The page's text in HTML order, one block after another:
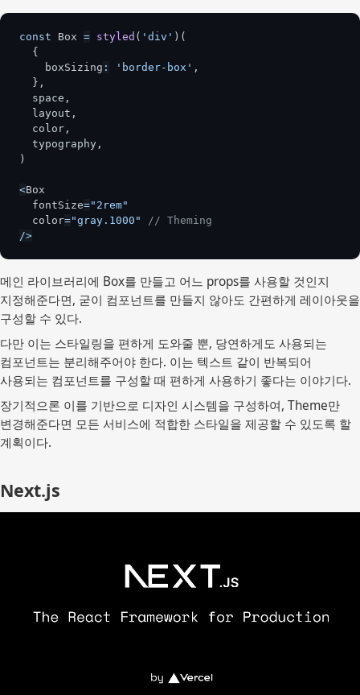
const Box = styled ( 'div' ) (
{
    boxSizing
: 'border-box' ,
} ,
  space
,
  layout
,
  color
,
  typography
,
)
<Box
  fontSize
="2rem"
  color
="gray.1000"
// Theming
/>
메인 라이브러리에 Box를 만들고 어느 props를 사용할 것인지
지정해준다면, 굳이 컴포넌트를 만들지 않아도 간편하게 레이아웃을
구성할 수 있다.
다만 이는 스타일링을 편하게 도와줄 뿐, 당연하게도 사용되는
컴포넌트는 분리해주어야 한다. 이는 텍스트 같이 반복되어
사용되는 컴포넌트를 구성할 때 편하게 사용하기 좋다는 이야기다.
장기적으론 이를 기반으로 디자인 시스템을 구성하여, Theme만
변경해준다면 모든 서비스에 적합한 스타일을 제공할 수 있도록 할
계획이다.
Next.js